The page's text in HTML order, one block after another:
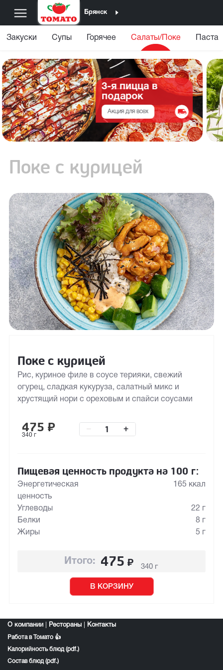
Брянск
Закуски Супы Горячее Салаты/Поке Паста
3-я пицца в
подарок
Акция для всех
Поке с курицей
Поке с курицей
Рис, куриное филе в соусе терияки, свежий
огурец, сладкая кукуруза, салатный микс и
хрустящий нори с ореховым и спайси соусами
475 ₽
340 г
+
Пищевая ценность продукта на 100 г:
Энергетическая
ценность
165 ккал
Углеводы
22 г
Белки
8 г
Жиры
5 г
Итого: 475 ₽ 340 г
В КОРЗИНУ
О компании Рестораны Контакты
Работа в Томато 👍
Калорийность блюд (pdf.)
Состав блюд (pdf.)